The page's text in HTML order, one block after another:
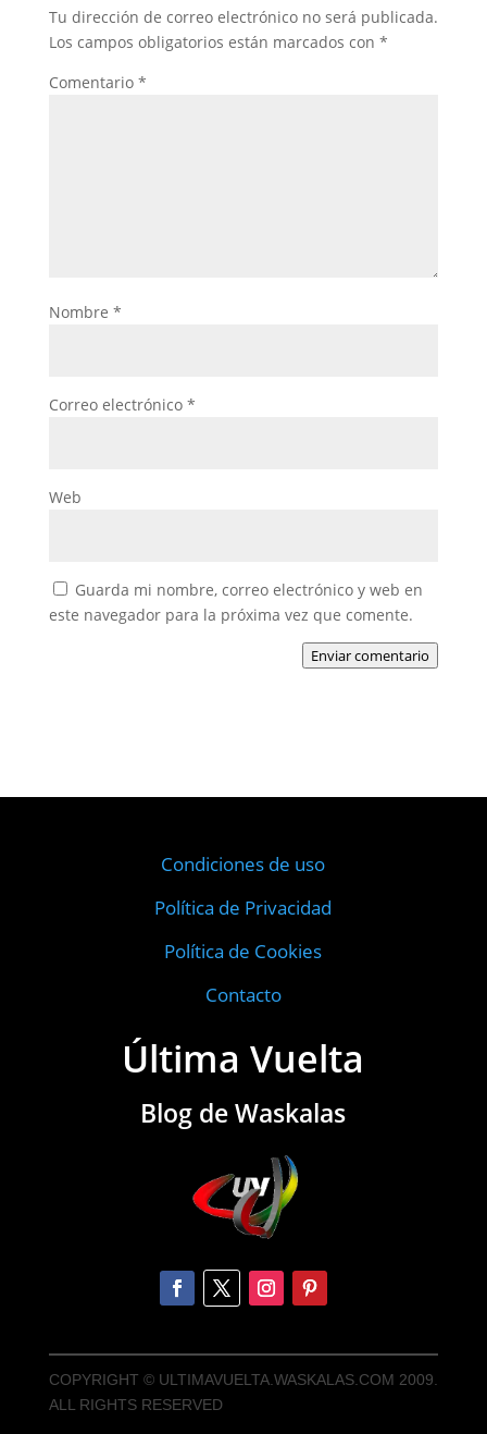
Tu dirección de correo electrónico no será publicada.
Los campos obligatorios están marcados con *
Comentario *
Nombre *
Correo electrónico *
Web
Guarda mi nombre, correo electrónico y web en
este navegador para la próxima vez que comente.
Enviar comentario
Condiciones de uso
Política de Privacidad
Política de Cookies
Contacto
Última Vuelta
Blog de Waskalas
COPYRIGHT © ULTIMAVUELTA.WASKALAS.COM 2009.
ALL RIGHTS RESERVED